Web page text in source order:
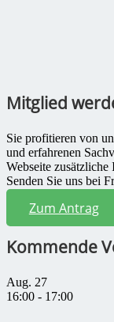
Mitglied
Sie profitieren von
und erfahrenen
Webseite
Senden Sie uns bei
Zum Antrag
Kommende
Aug. 27
16:00 - 17:00